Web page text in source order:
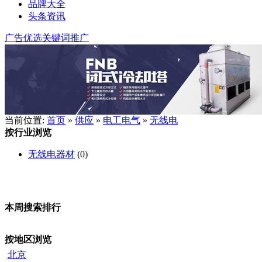
品牌大全
头条资讯
广告优选关键词推广
当前位置: 首页 » 供应 » 电工电气 » 无线电
按行业浏览
无线电器材 (0)
本周搜索排行
按地区浏览
北京